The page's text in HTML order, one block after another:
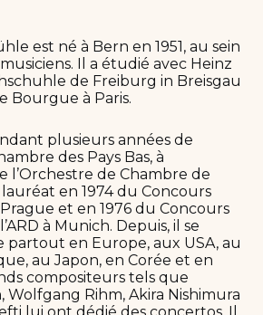
est né à Bern en 1951, au sein
Il a étudié avec Heinz
de Freiburg in Breisgau
Bourgue à Paris.
plusieurs années de
des Pays Bas, à
l’Orchestre de Chambre de
en 1974 du Concours
et en 1976 du Concours
à Munich. Depuis, il se
partout en Europe, aux USA, au
au Japon, en Corée et en
compositeurs tels que
Wolfgang Rihm, Akira Nishimura